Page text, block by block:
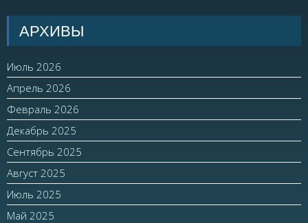
АРХИВЫ
Июль 2026
Апрель 2026
Февраль 2026
Декабрь 2025
Сентябрь 2025
Август 2025
Июль 2025
Май 2025